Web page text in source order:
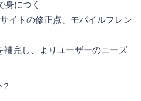
につく
イトの修正点、モバイルフレン
完し、よりユーザーのニーズ